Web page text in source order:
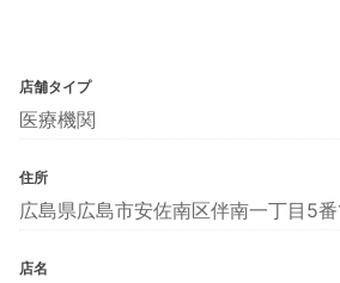
店舗タイプ
医療機関
住所
広島県広島市安佐南区伴南一丁目5
店名